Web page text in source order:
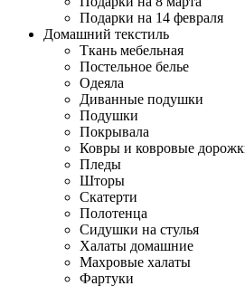
Подарки на 14 февраля
Домашний текстиль
Ткань мебельная
Постельное белье
Одеяла
Диванные подушки
Подушки
Покрывала
Ковры и ковровые
Пледы
Шторы
Скатерти
Полотенца
Сидушки на стулья
Халаты домашние
Махровые халаты
Фартуки